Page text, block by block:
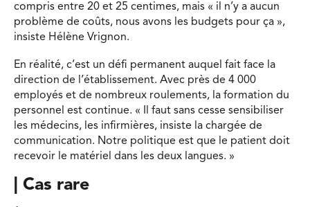
compris entre 20 et 25 centimes, mais « il n’y a aucun
problème de coûts, nous avons les budgets pour ça »,
insiste Hélène Vrignon.
En réalité, c’est un défi permanent auquel fait face la
direction de l’établissement. Avec près de 4 000
employés et de nombreux roulements, la formation du
personnel est continue. « Il faut sans cesse sensibiliser
les médecins, les infirmières, insiste la chargée de
communication. Notre politique est que le patient doit
recevoir le matériel dans les deux langues. »
| Cas rare